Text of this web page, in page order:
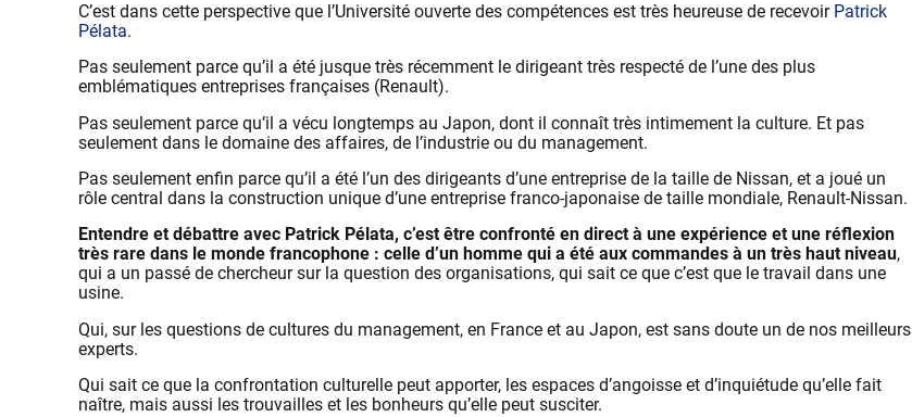
C’est dans cette perspective que l’Université ouverte des compétences est très heureuse de recevoir Patrick
Pélata.
Pas seulement parce qu’il a été jusque très récemment le dirigeant très respecté de l’une des plus
emblématiques entreprises françaises (Renault).
Pas seulement parce qu’il a vécu longtemps au Japon, dont il connaît très intimement la culture. Et pas
seulement dans le domaine des affaires, de l’industrie ou du management.
Pas seulement enfin parce qu’il a été l’un des dirigeants d’une entreprise de la taille de Nissan, et a joué un
rôle central dans la construction unique d’une entreprise franco-japonaise de taille mondiale, Renault-Nissan.
Entendre et débattre avec Patrick Pélata, c’est être confronté en direct à une expérience et une réflexion
très rare dans le monde francophone : celle d’un homme qui a été aux commandes à un très haut niveau,
qui a un passé de chercheur sur la question des organisations, qui sait ce que c’est que le travail dans une
usine.
Qui, sur les questions de cultures du management, en France et au Japon, est sans doute un de nos meilleurs
experts.
Qui sait ce que la confrontation culturelle peut apporter, les espaces d’angoisse et d’inquiétude qu’elle fait
naître, mais aussi les trouvailles et les bonheurs qu’elle peut susciter.